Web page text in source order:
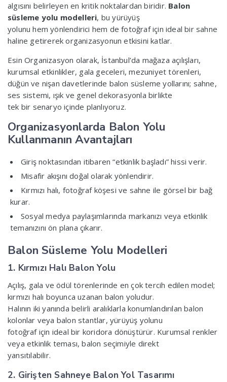
algısını belirleyen en kritik noktalardan biridir. Balon
süsleme yolu modelleri, bu yürüyüş
yolunu hem yönlendirici hem de fotoğraf için ideal bir sahne
haline getirerek organizasyonun etkisini katlar.
Esin Organizasyon olarak, İstanbul’da mağaza açılışları,
kurumsal etkinlikler, gala geceleri, mezuniyet törenleri,
düğün ve nişan davetlerinde balon süsleme yollarını; sahne,
ses sistemi, ışık ve genel dekorasyonla birlikte
tek bir senaryo içinde planlıyoruz.
Organizasyonlarda Balon Yolu
Kullanmanın Avantajları
Giriş noktasından itibaren “etkinlik başladı” hissi verir.
Misafir akışını doğal olarak yönlendirir.
Kırmızı halı, fotoğraf köşesi ve sahne ile görsel bir bağ
kurar.
Sosyal medya paylaşımlarında markanızı veya etkinlik
temanızını ön plana çıkarır.
Balon Süsleme Yolu Modelleri
1. Kırmızı Halı Balon Yolu
Açılış, gala ve ödül törenlerinde en çok tercih edilen model;
kırmızı halı boyunca uzanan balon yoludur.
Halının iki yanında belirli aralıklarla konumlandırılan balon
kolonlar veya balon stantlar, yürüyüş yolunu
fotoğraf için ideal bir koridora dönüştürür. Kurumsal renkler
veya etkinlik teması, balon seçimiyle direkt
yansıtılabilir.
2. Girişten Sahneye Balon Yol Tasarımı